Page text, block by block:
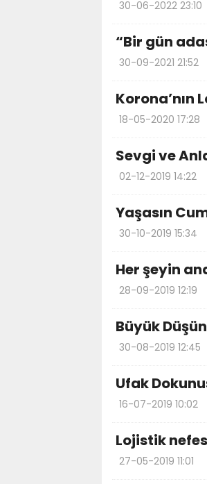
30-06-2022 23:10
“Bir gün
30-09-2021 21:52
Korona’nın
18-05-2020 17:28
Sevgi ve
02-12-2019 14:22
Yaşasın
30-10-2019 15:34
Her şeyin
28-09-2019 12:19
Büyük
30-08-2019 12:45
Ufak
16-07-2019 10:02
Lojistik
27-05-2019 11:01